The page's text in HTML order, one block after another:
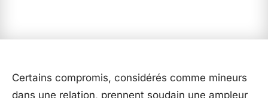
Certains compromis, considérés comme mineurs
dans une relation, prennent soudain une ampleur